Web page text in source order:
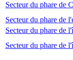
Secteur du phare de
Secteur du phare de
Secteur du phare de
Secteur du phare de